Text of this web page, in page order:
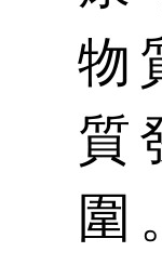
物
質
圍